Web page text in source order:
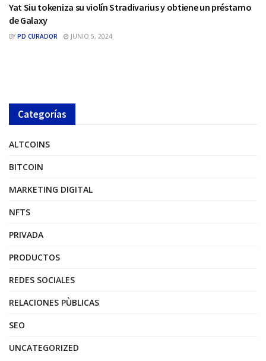
Yat Siu tokeniza su violín Stradivarius y obtiene un préstamo
de Galaxy
BY PD CURADOR JUNIO 5, 2024
Categorías
ALTCOINS
BITCOIN
MARKETING DIGITAL
NFTS
PRIVADA
PRODUCTOS
REDES SOCIALES
RELACIONES PÙBLICAS
SEO
UNCATEGORIZED